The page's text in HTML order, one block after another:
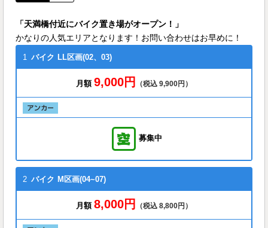
「天満橋付近にバイク置き場がオープン！」
かなりの人気エリアとなります！お問い合わせはお早めに！
1 バイク LL区画(02、03)
月額 9,000円 （税込 9,900円）
募集中
2 バイク M区画(04~07)
月額 8,000円 （税込 8,800円）